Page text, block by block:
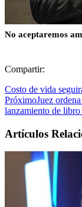
No aceptaremos
Compartir:
Costo de vida
PróximoJuez
lanzamiento de
Artículos